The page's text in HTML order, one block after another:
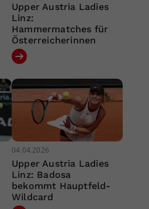
Upper Austria Ladies
Linz:
Hammermatches für
Österreicherinnen
04.04.2026
Upper Austria Ladies
Linz: Badosa
bekommt Hauptfeld-
Wildcard